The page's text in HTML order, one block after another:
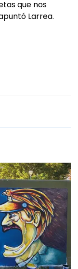
que nos
Larrea.